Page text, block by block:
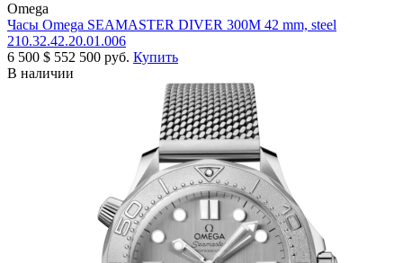
Omega
Часы Omega SEAMASTER DIVER 300M 42 mm, steel
210.32.42.20.01.006
6 500 $ 552 500 руб. Купить
В наличии